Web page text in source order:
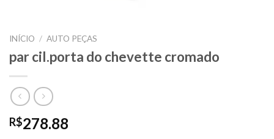
INÍCIO / AUTO PEÇAS
par cil.porta do chevette cromado
R$278.88